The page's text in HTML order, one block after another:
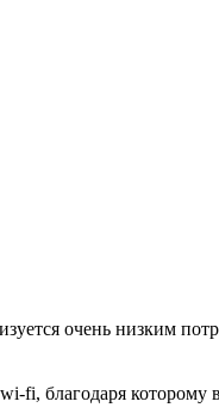
очень низким
fi, благодаря